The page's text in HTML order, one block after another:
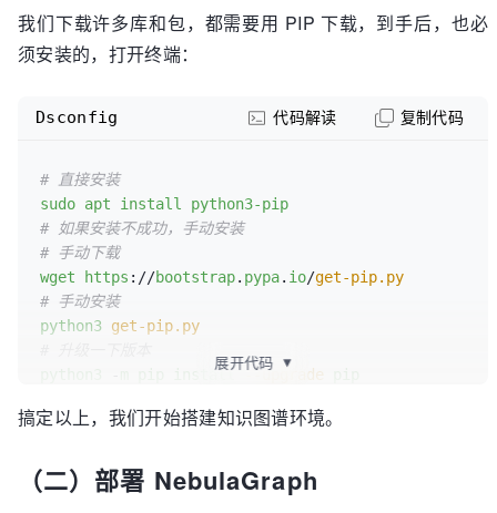
我们下载许多库和包，都需要用 PIP 下载，到手后，也必
须安装的，打开终端：
# 直接安装
sudo apt install
python3-pip
# 如果安装不成功，手动安装
# 手动下载
wget
https ://bootstrap. pypa. io/get-pip.py
# 手动安装
python3
get-pip.py
install --upgrade
pip --version
Dsconfig 代码解读 复制代码
展开代码 ▼
搞定以上，我们开始搭建知识图谱环境。
（二）部署 NebulaGraph